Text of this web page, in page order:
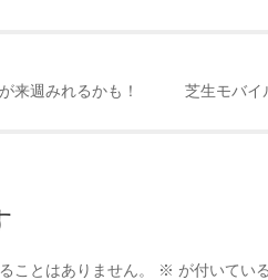
来週みれるかも！ 芝生モバイ
ことはありません。 ※ が付いてい